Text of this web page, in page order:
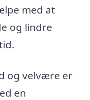
med at
og lindre
og velvære er
en